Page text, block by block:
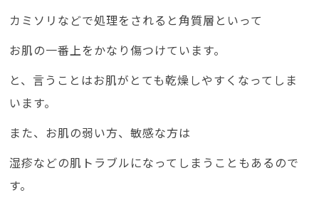
カミソリなどで処理をされると角質層といって
お肌の一番上をかなり傷つけています。
と、言うことはお肌がとても乾燥しやすくなってしま
います。
また、お肌の弱い方、敏感な方は
湿疹などの肌トラブルになってしまうこともあるので
す。